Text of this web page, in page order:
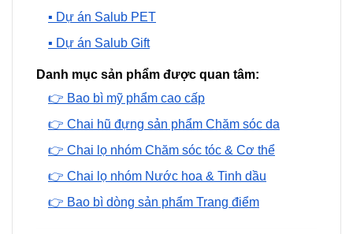
▪️ Dự án Salub PET
▪️ Dự án Salub Gift
Danh mục sản phẩm được quan tâm:
👉 Bao bì mỹ phẩm cao cấp
👉 Chai hũ đựng sản phẩm Chăm sóc da
👉 Chai lọ nhóm Chăm sóc tóc & Cơ thể
👉 Chai lọ nhóm Nước hoa & Tinh dầu
👉 Bao bì dòng sản phẩm Trang điểm